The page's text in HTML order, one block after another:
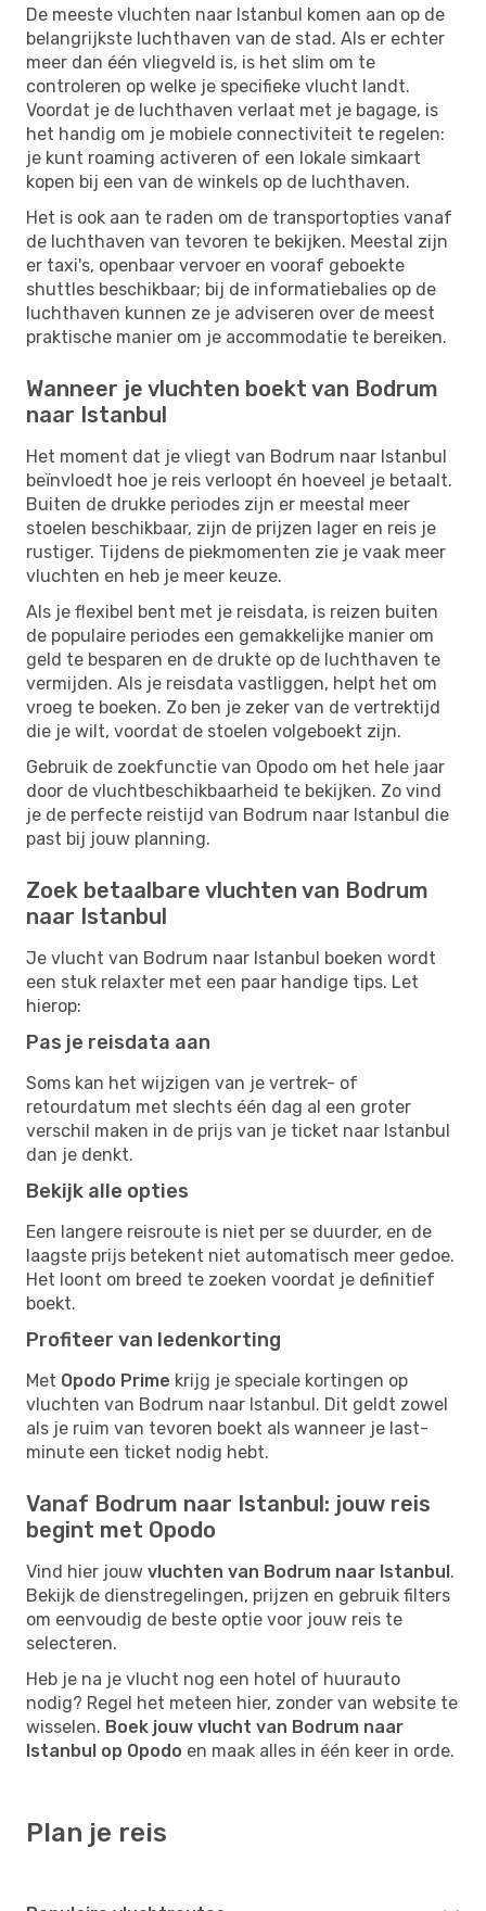
De meeste vluchten naar Istanbul komen aan op de
belangrijkste luchthaven van de stad. Als er echter
meer dan één vliegveld is, is het slim om te
controleren op welke je specifieke vlucht landt.
Voordat je de luchthaven verlaat met je bagage, is
het handig om je mobiele connectiviteit te regelen:
je kunt roaming activeren of een lokale simkaart
kopen bij een van de winkels op de luchthaven.
Het is ook aan te raden om de transportopties vanaf
de luchthaven van tevoren te bekijken. Meestal zijn
er taxi's, openbaar vervoer en vooraf geboekte
shuttles beschikbaar; bij de informatiebalies op de
luchthaven kunnen ze je adviseren over de meest
praktische manier om je accommodatie te bereiken.
Wanneer je vluchten boekt van Bodrum
naar Istanbul
Het moment dat je vliegt van Bodrum naar Istanbul
beïnvloedt hoe je reis verloopt én hoeveel je betaalt.
Buiten de drukke periodes zijn er meestal meer
stoelen beschikbaar, zijn de prijzen lager en reis je
rustiger. Tijdens de piekmomenten zie je vaak meer
vluchten en heb je meer keuze.
Als je flexibel bent met je reisdata, is reizen buiten
de populaire periodes een gemakkelijke manier om
geld te besparen en de drukte op de luchthaven te
vermijden. Als je reisdata vastliggen, helpt het om
vroeg te boeken. Zo ben je zeker van de vertrektijd
die je wilt, voordat de stoelen volgeboekt zijn.
Gebruik de zoekfunctie van Opodo om het hele jaar
door de vluchtbeschikbaarheid te bekijken. Zo vind
je de perfecte reistijd van Bodrum naar Istanbul die
past bij jouw planning.
Zoek betaalbare vluchten van Bodrum
naar Istanbul
Je vlucht van Bodrum naar Istanbul boeken wordt
een stuk relaxter met een paar handige tips. Let
hierop:
Pas je reisdata aan
Soms kan het wijzigen van je vertrek- of
retourdatum met slechts één dag al een groter
verschil maken in de prijs van je ticket naar Istanbul
dan je denkt.
Bekijk alle opties
Een langere reisroute is niet per se duurder, en de
laagste prijs betekent niet automatisch meer gedoe.
Het loont om breed te zoeken voordat je definitief
boekt.
Profiteer van ledenkorting
Met Opodo Prime krijg je speciale kortingen op
vluchten van Bodrum naar Istanbul. Dit geldt zowel
als je ruim van tevoren boekt als wanneer je last-
minute een ticket nodig hebt.
Vanaf Bodrum naar Istanbul: jouw reis
begint met Opodo
Vind hier jouw vluchten van Bodrum naar Istanbul.
Bekijk de dienstregelingen, prijzen en gebruik filters
om eenvoudig de beste optie voor jouw reis te
selecteren.
Heb je na je vlucht nog een hotel of huurauto
nodig? Regel het meteen hier, zonder van website te
wisselen. Boek jouw vlucht van Bodrum naar
Istanbul op Opodo en maak alles in één keer in orde.
Plan je reis